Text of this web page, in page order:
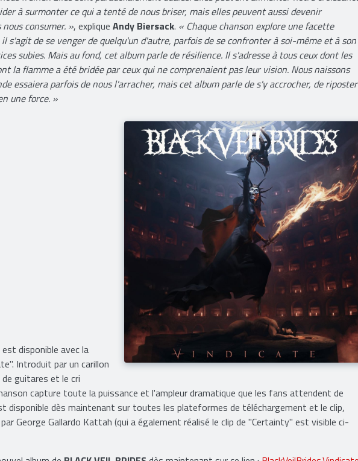
les sentiments de vengeance et de revanche. Ce sont des émotions qui peuvent soit
freiner. Elles sont paradoxalement duales. Elles peuvent alimenter notre croissance,
à surmonter ce qui a tenté de nous briser, mais elles peuvent aussi devenir
consumer. », expliqueAndy Biersack.« Chaque chanson explore une facette
s'agit de se venger de quelqu'un d'autre, parfois de se confronter à soi-même et à son
subies. Mais au fond, cet album parle de résilience. Il s'adresse à tous ceux dont les
la flamme a été bridée par ceux qui ne comprenaient pas leur vision. Nous naissons
essaiera parfois de nous l'arracher, mais cet album parle de s'y accrocher, de riposter
une force. »
disponible avec la
Introduit par un carillon
guitares et le cri
capture toute la puissance et l'ampleur dramatique que les fans attendent de